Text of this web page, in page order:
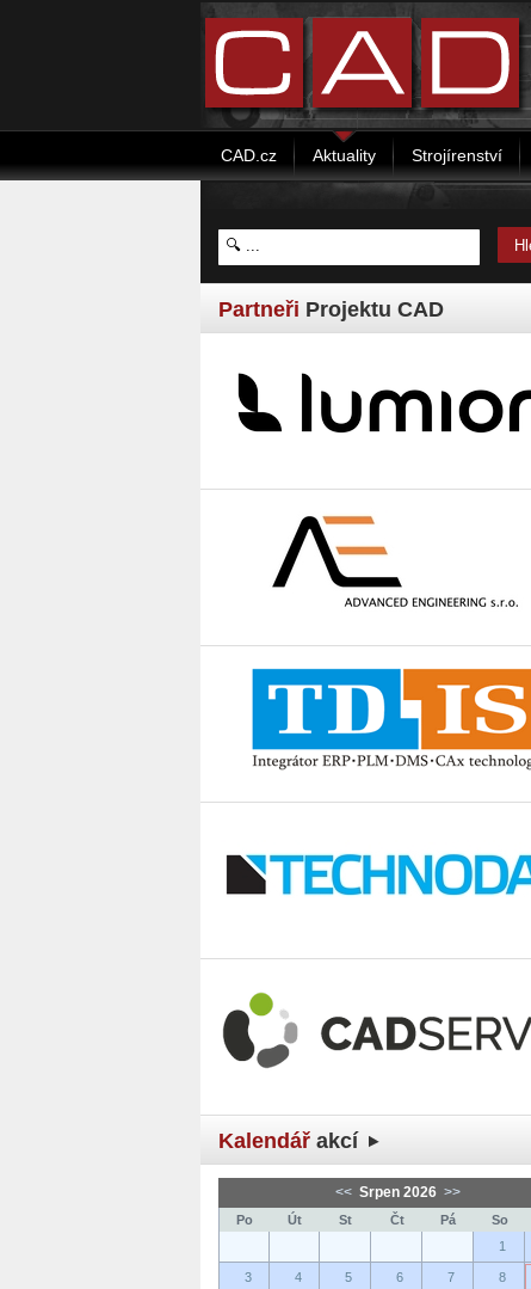
CAD.cz Aktuality Strojírenství
Partneři Projektu CAD
Kalendář akcí
<< Srpen 2026 >>
Po Út St Čt Pá So
1
3 4 5 6 7 8